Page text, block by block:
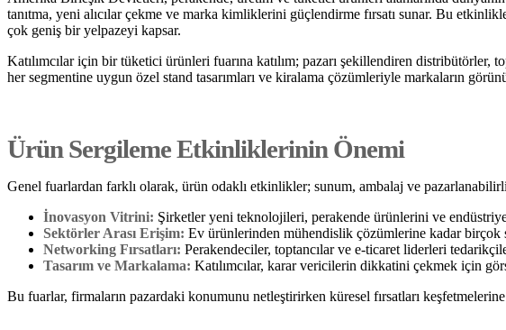
tanıtma, yeni alıcılar çekme ve marka kimliklerini güçlendirme fırsatı sunar. Bu
çok geniş bir yelpazeyi kapsar.
Katılımcılar için bir tüketici ürünleri fuarına katılım; pazarı şekillendiren distribütörler,
her segmentine uygun özel stand tasarımları ve kiralama çözümleriyle markaların
Ürün Sergileme Etkinliklerinin Önemi
Genel fuarlardan farklı olarak, ürün odaklı etkinlikler; sunum, ambalaj ve
İnovasyon Vitrini: Şirketler yeni teknolojileri, perakende ürünlerini ve
Sektörler Arası Erişim: Ev ürünlerinden mühendislik çözümlerine kadar birçok
Networking Fırsatları: Perakendeciler, toptancılar ve e-ticaret liderleri
Tasarım ve Markalama: Katılımcılar, karar vericilerin dikkatini çekmek için
Bu fuarlar, firmaların pazardaki konumunu netleştirirken küresel fırsatları keşfetmelerine